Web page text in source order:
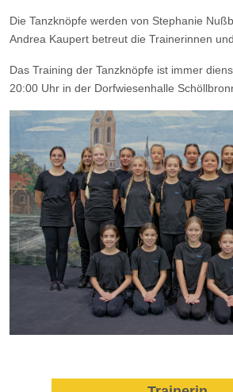
Die Tanzknöpfe werden von Stephanie
Andrea Kaupert betreut die Trainerinnen
Das Training der Tanzknöpfe ist immer
20:00 Uhr in der Dorfwiesenhalle